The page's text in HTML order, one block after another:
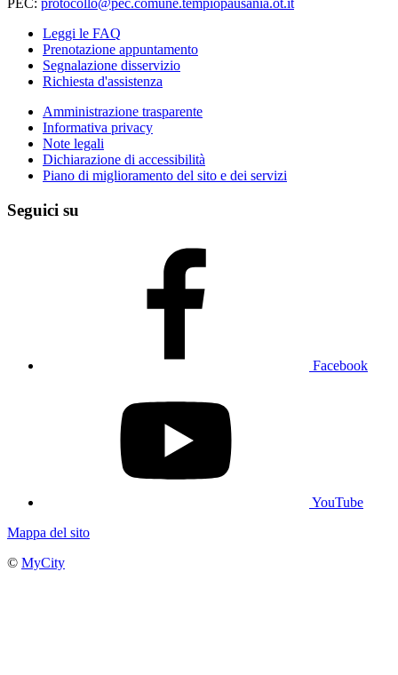
PEC: protocollo@pec.comune.tempiopausania.ot.it
Leggi le FAQ
Prenotazione appuntamento
Segnalazione disservizio
Richiesta d'assistenza
Amministrazione trasparente
Informativa privacy
Note legali
Dichiarazione di accessibilità
Piano di miglioramento del sito e dei servizi
Seguici su
Facebook
YouTube
Mappa del sito
© MyCity